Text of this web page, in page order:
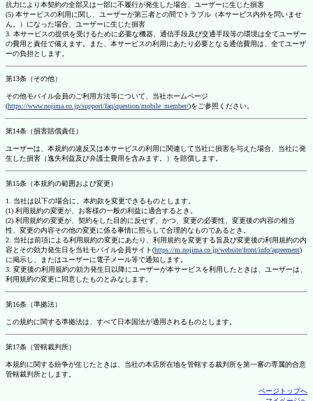
抗力により本契約の全部又は一部に不履行が発生した場合、ユーザーに生じた損害
(5) 本サービスの利用に関し、ユーザーが第三者との間でトラブル（本サービス内外を問いませ
ん。）になった場合、ユーザーに生じた損害
3. 本サービスの提供を受けるために必要な機器、通信手段及び交通手段等の環境は全てユーザー
の費用と責任で備えます。また、本サービスの利用にあたり必要となる通信費用は、全てユーザ
ーの負担とします。
第13条（その他）
その他モバイル会員のご利用方法等について、当社ホームページ
(https://www.nojima.co.jp/support/faq/question/mobile_member/)をご参照ください。
第14条（損害賠償責任）
ユーザーは、本規約の違反又は本サービスの利用に関連して当社に損害を与えた場合、当社に発
生した損害（逸失利益及び弁護士費用を含みます。）を賠償します。
第15条（本規約の範囲および変更）
1. 当社は以下の場合に、本約款を変更できるものとします。
(1) 利用規約の変更が、お客様の一般の利益に適合するとき。
(2) 利用規約の変更が、契約をした目的に反せず、かつ、変更の必要性、変更後の内容の相当
性、変更の内容その他の変更に係る事情に照らして合理的なものであるとき。
2. 当社は前項による利用規約の変更にあたり、利用規約を変更する旨及び変更後の利用規約の内
容とその効力発生日を当社モバイル会員サイト(https://m.nojima.co.jp/website/front/info/agreement)
に掲示し、またはユーザーに電子メール等で通知します。
3. 変更後の利用規約の効力発生日以降にユーザーが本サービスを利用したときは、ユーザーは、
利用規約の変更に同意したものとみなします。
第16条（準拠法）
この規約に関する準拠法は、すべて日本国法が適用されるものとします。
第17条（管轄裁判所）
本規約に関する紛争が生じたときは、当社の本店所在地を管轄する裁判所を第一審の専属的合意
管轄裁判所とします。
ページトップへ